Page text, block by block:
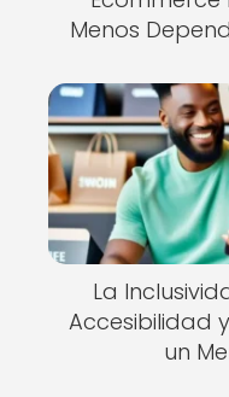
Menos
La
Accesibilidad
un